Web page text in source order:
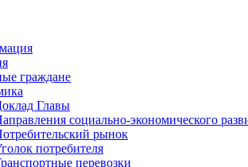
граждане
Главы
социально-экономического
рынок
потребителя
перевозки